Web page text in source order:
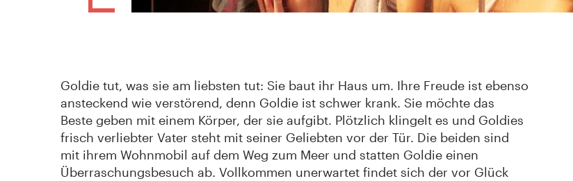
Goldie tut, was sie am liebsten tut: Sie baut ihr Haus um. Ihre Freude ist ebenso
ansteckend wie verstörend, denn Goldie ist schwer krank. Sie möchte das
Beste geben mit einem Körper, der sie aufgibt. Plötzlich klingelt es und Goldies
frisch verliebter Vater steht mit seiner Geliebten vor der Tür. Die beiden sind
mit ihrem Wohnmobil auf dem Weg zum Meer und statten Goldie einen
Überraschungsbesuch ab. Vollkommen unerwartet findet sich der vor Glück